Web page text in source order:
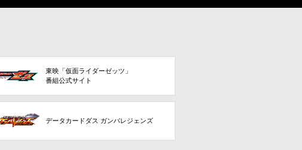
東映「仮面ライダーゼッツ」
番組公式サイト
データカードダス ガンバレジェンズ